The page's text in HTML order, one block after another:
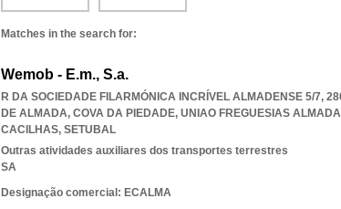
Matches in the search for:
Wemob - E.m., S.a.
R DA SOCIEDADE FILARMÓNICA INCRÍVEL ALMADENSE 5/7,
DE ALMADA, COVA DA PIEDADE, UNIAO FREGUESIAS
CACILHAS, SETUBAL
Outras atividades auxiliares dos transportes terrestres
SA
Designação comercial: ECALMA